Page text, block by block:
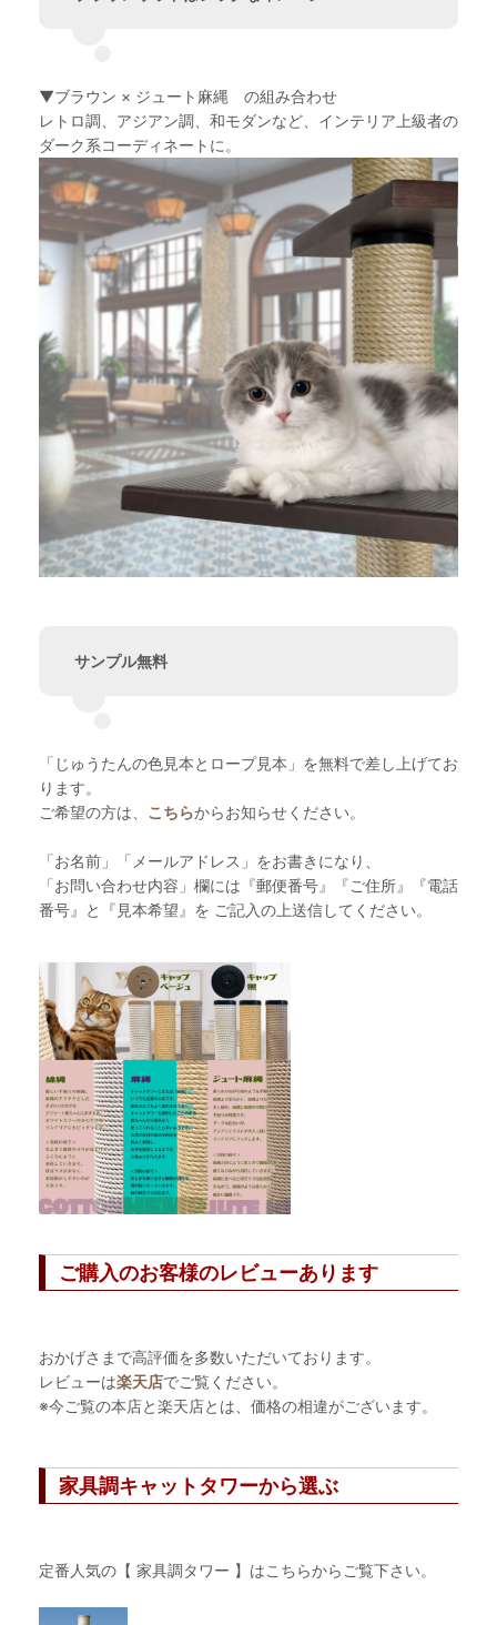
▼ブラウン × ジュート麻縄 の組み合わせ
レトロ調、アジアン調、和モダンなど、インテリア上級者の
ダーク系コーディネートに。
サンプル無料
「じゅうたんの色見本とロープ見本」を無料で差し上げてお
ります。
ご希望の方は、 こちらからお知らせください。
「お名前」「メールアドレス」をお書きになり、
「お問い合わせ内容」欄には『郵便番号』『ご住所』『電話
番号』と『見本希望』を ご記入の上送信してください。
ご購入のお客様のレビューあります
おかげさまで高評価を多数いただいております。
レビューは楽天店でご覧ください。
※今ご覧の本店と楽天店とは、価格の相違がございます。
家具調キャットタワーから選ぶ
定番人気の【 家具調タワー 】はこちらからご覧下さい。